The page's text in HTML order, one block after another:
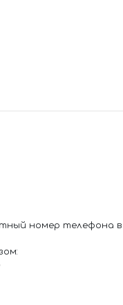
номер телефона в